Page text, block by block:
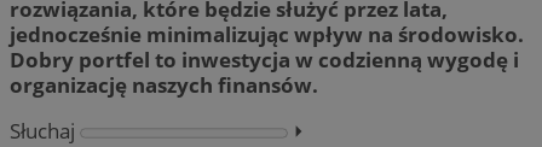
rozwiązania, które będzie służyć przez lata,
jednocześnie minimalizując wpływ na środowisko.
Dobry portfel to inwestycja w codzienną wygodę i
organizację naszych finansów.
Słuchaj
⏵︎